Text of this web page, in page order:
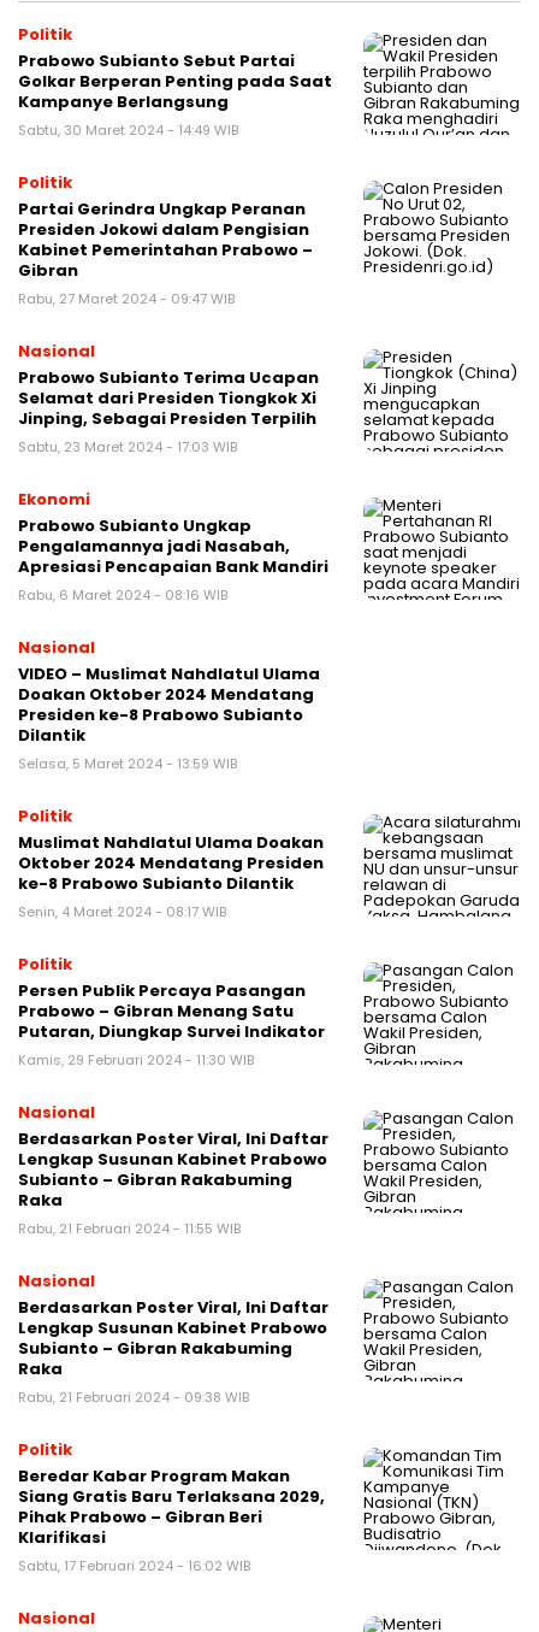
Politik
Prabowo Subianto Sebut Partai
Golkar Berperan Penting pada Saat
Kampanye Berlangsung
Sabtu, 30 Maret 2024 - 14:49 WIB
Politik
Partai Gerindra Ungkap Peranan
Presiden Jokowi dalam Pengisian
Kabinet Pemerintahan Prabowo –
Gibran
Rabu, 27 Maret 2024 - 09:47 WIB
Nasional
Prabowo Subianto Terima Ucapan
Selamat dari Presiden Tiongkok Xi
Jinping, Sebagai Presiden Terpilih
Sabtu, 23 Maret 2024 - 17:03 WIB
Ekonomi
Prabowo Subianto Ungkap
Pengalamannya jadi Nasabah,
Apresiasi Pencapaian Bank Mandiri
Rabu, 6 Maret 2024 - 08:16 WIB
Nasional
VIDEO – Muslimat Nahdlatul Ulama
Doakan Oktober 2024 Mendatang
Presiden ke-8 Prabowo Subianto
Dilantik
Selasa, 5 Maret 2024 - 13:59 WIB
Politik
Muslimat Nahdlatul Ulama Doakan
Oktober 2024 Mendatang Presiden
ke-8 Prabowo Subianto Dilantik
Senin, 4 Maret 2024 - 08:17 WIB
Politik
Persen Publik Percaya Pasangan
Prabowo – Gibran Menang Satu
Putaran, Diungkap Survei Indikator
Kamis, 29 Februari 2024 - 11:30 WIB
Nasional
Berdasarkan Poster Viral, Ini Daftar
Lengkap Susunan Kabinet Prabowo
Subianto – Gibran Rakabuming
Raka
Rabu, 21 Februari 2024 - 11:55 WIB
Nasional
Berdasarkan Poster Viral, Ini Daftar
Lengkap Susunan Kabinet Prabowo
Subianto – Gibran Rakabuming
Raka
Rabu, 21 Februari 2024 - 09:38 WIB
Politik
Beredar Kabar Program Makan
Siang Gratis Baru Terlaksana 2029,
Pihak Prabowo – Gibran Beri
Klarifikasi
Sabtu, 17 Februari 2024 - 16:02 WIB
Nasional